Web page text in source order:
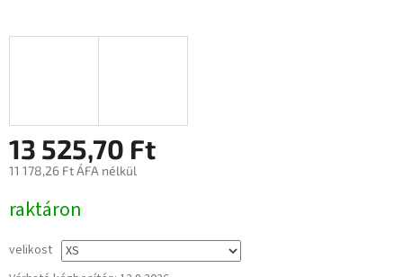
13 525,70 Ft
11 178,26 Ft ÁFA nélkül
raktáron
velikost